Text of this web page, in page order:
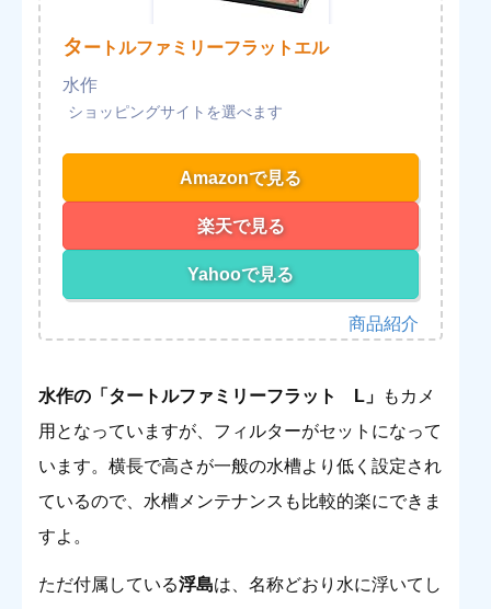
タートルファミリーフラットエル
水作
Amazonで見る
楽天で見る
Yahooで見る
水作の「タートルファミリーフラット L」
もカメ
用となっていますが、フィルターがセットになって
います。横長で高さが一般の水槽より低く設定され
ているので、水槽メンテナンスも比較的楽にできま
すよ。
ただ付属している浮島は、名称どおり水に浮いてし